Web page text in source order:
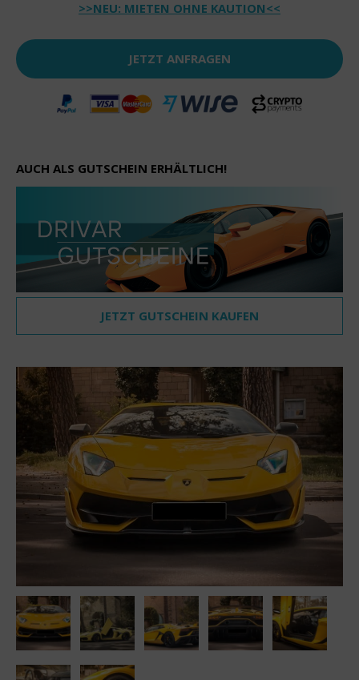
>>NEU: MIETEN OHNE KAUTION<<
JETZT ANFRAGEN
AUCH ALS GUTSCHEIN ERHÄLTLICH!
JETZT GUTSCHEIN KAUFEN